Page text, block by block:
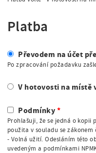
Platba
Převodem na účet
Po zpracování požadavku
V hotovosti na místě
Podmínky
Prohlašuji, že se jedná o kopii
použita v souladu se zákonem
- Volná užití. Odesláním této
uvedeným a podmínkami